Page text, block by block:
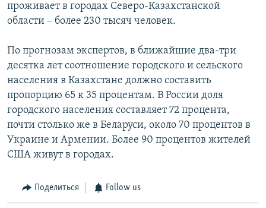
проживает в городах Северо-Казахстанской
области – более 230 тысяч человек.
По прогнозам экспертов, в ближайшие два-три
десятка лет соотношение городского и сельского
населения в Казахстане должно составить
пропорцию 65 к 35 процентам. В России доля
городского населения составляет 72 процента,
почти столько же в Беларуси, около 70 процентов в
Украине и Армении. Более 90 процентов жителей
США живут в городах.
Поделиться Follow us